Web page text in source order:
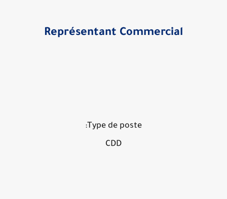
Représentant Commercial
Type de poste:
CDD